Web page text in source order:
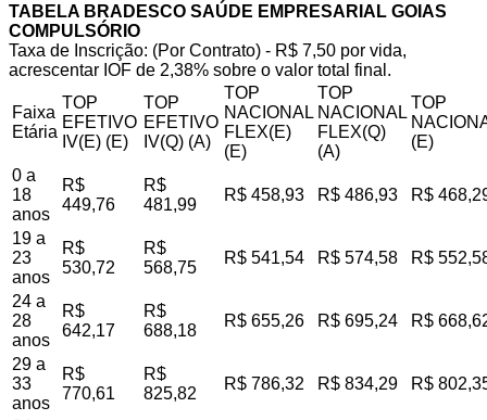
TABELA BRADESCO SAÚDE EMPRESARIAL GOIAS
COMPULSÓRIO
Taxa de Inscrição: (Por Contrato) - R$ 7,50 por vida,
acrescentar IOF de 2,38% sobre o valor total final.
Faixa
Etária
TOP
EFETIVO
IV(E) (E)
TOP
EFETIVO
IV(Q) (A)
TOP
NACIONAL
FLEX(E)
(E)
TOP
NACIONAL
FLEX(Q)
(A)
TOP
(E)
0 a
18
anos
R$
449,76
R$
481,99
R$ 458,93 R$ 486,93 R$
19 a
23
anos
R$
530,72
R$
568,75
R$ 541,54 R$ 574,58 R$
24 a
28
anos
R$
642,17
R$
688,18
R$ 655,26 R$ 695,24 R$
29 a
33
anos
R$
770,61
R$
825,82
R$ 786,32 R$ 834,29 R$